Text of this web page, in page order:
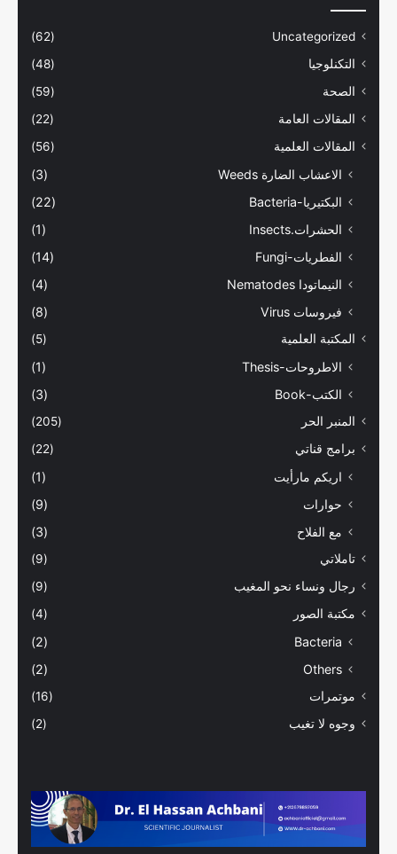
Uncategorized
(62)
التكنلوجيا
(48)
الصحة
(59)
المقالات العامة
(22)
المقالات العلمية
(56)
الاعشاب الضارة Weeds
(3)
البكتيريا-Bacteria
(22)
الحشرات.Insects
(1)
الفطريات-Fungi
(14)
النيماتودا Nematodes
(4)
فيروسات Virus
(8)
المكتبة العلمية (5)
الاطروحات-Thesis
(1)
الكتب-Book
(3)
المنبر الحر
(205)
برامج قناتي
(22)
اريكم مارأيت
(1)
حوارات
(9)
مع الفلاح
(3)
تاملاتي
(9)
رجال ونساء نحو المغيب
(9)
مكتبة الصور
(4)
Bacteria
(2)
Others
(2)
موتمرات
(16)
وجوه لا تغيب
(2)